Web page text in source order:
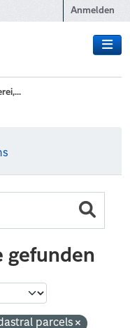
Anmelden
gefunden
parcels